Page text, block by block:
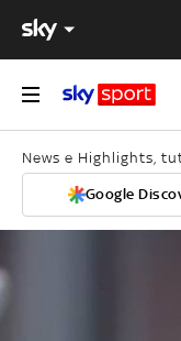
News e Highlights,
Google